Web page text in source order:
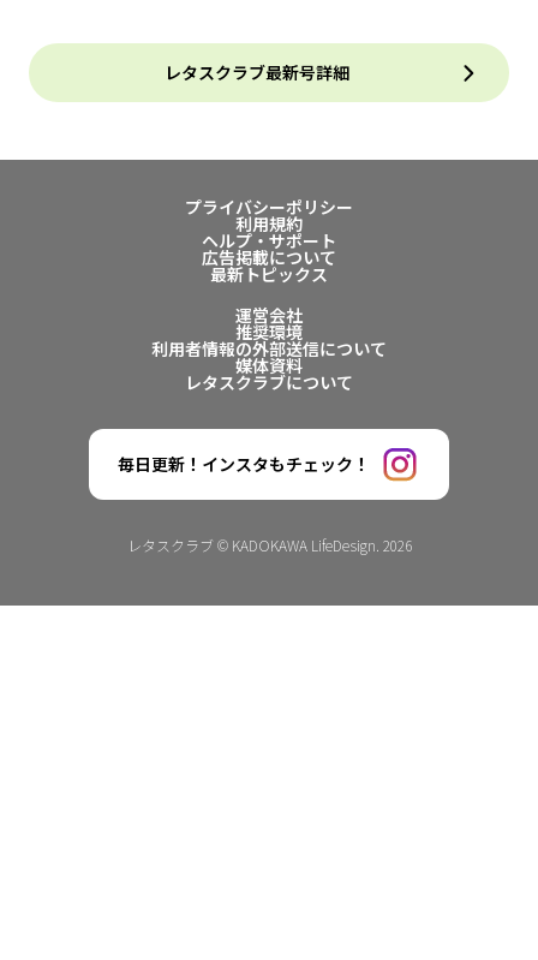
レタスクラブ最新号詳細
プライバシーポリシー
利用規約
ヘルプ・サポート
広告掲載について
最新トピックス
運営会社
推奨環境
利用者情報の外部送信について
媒体資料
レタスクラブについて
毎日更新！インスタもチェック！
レタスクラブ © KADOKAWA LifeDesign. 2026